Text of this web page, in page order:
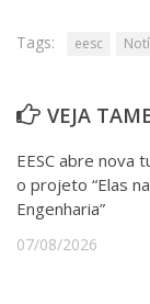
Tags: eesc
VEJA
EESC abre nova
o projeto “Elas na
Engenharia”
07/08/2026